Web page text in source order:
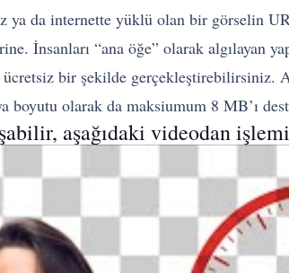
ya da internette yüklü olan bir görselin
İnsanları “ana öğe” olarak algılayan
bir şekilde gerçekleştirebilirsiniz.
boyutu olarak da maksiumum 8 MB’ı
aşağıdaki videodan